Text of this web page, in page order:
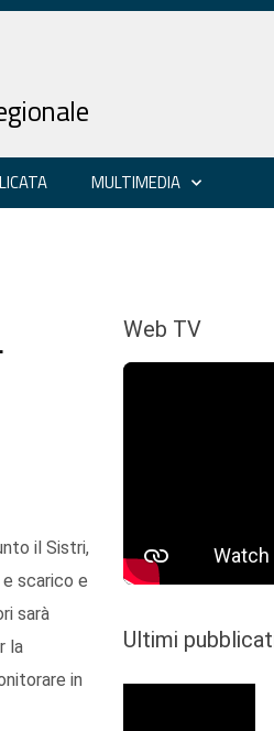
MULTIMEDIA
il Sistri,
scarico e
sarà
la
in
Web TV
Ultimi